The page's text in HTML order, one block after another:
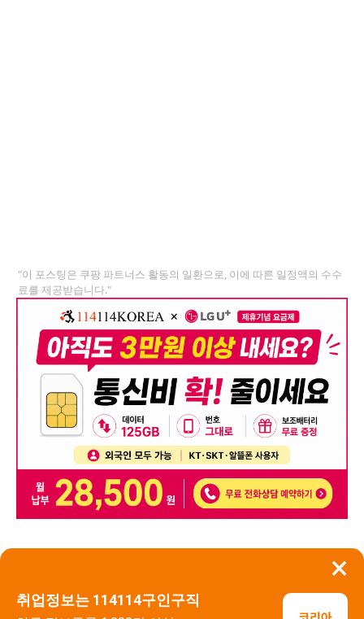
×
취업정보는 114114구인구직
"이 포스팅은 쿠팡 파트너스 활동의 일환으로, 이에 따른 일정액의 수수
료를 제공받습니다."